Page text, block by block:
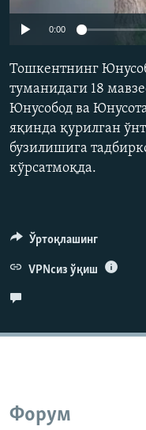
Auto
0:00
Тошкентнинг
туманидаги 18
Юнусобод ва
яқинда қурилган
бузилишига
кўрсатмоқда.
Ўртоқлашинг
VPNсиз ўқиш
Форум